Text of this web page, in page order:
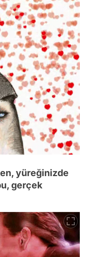
yüreğinizde
gerçek